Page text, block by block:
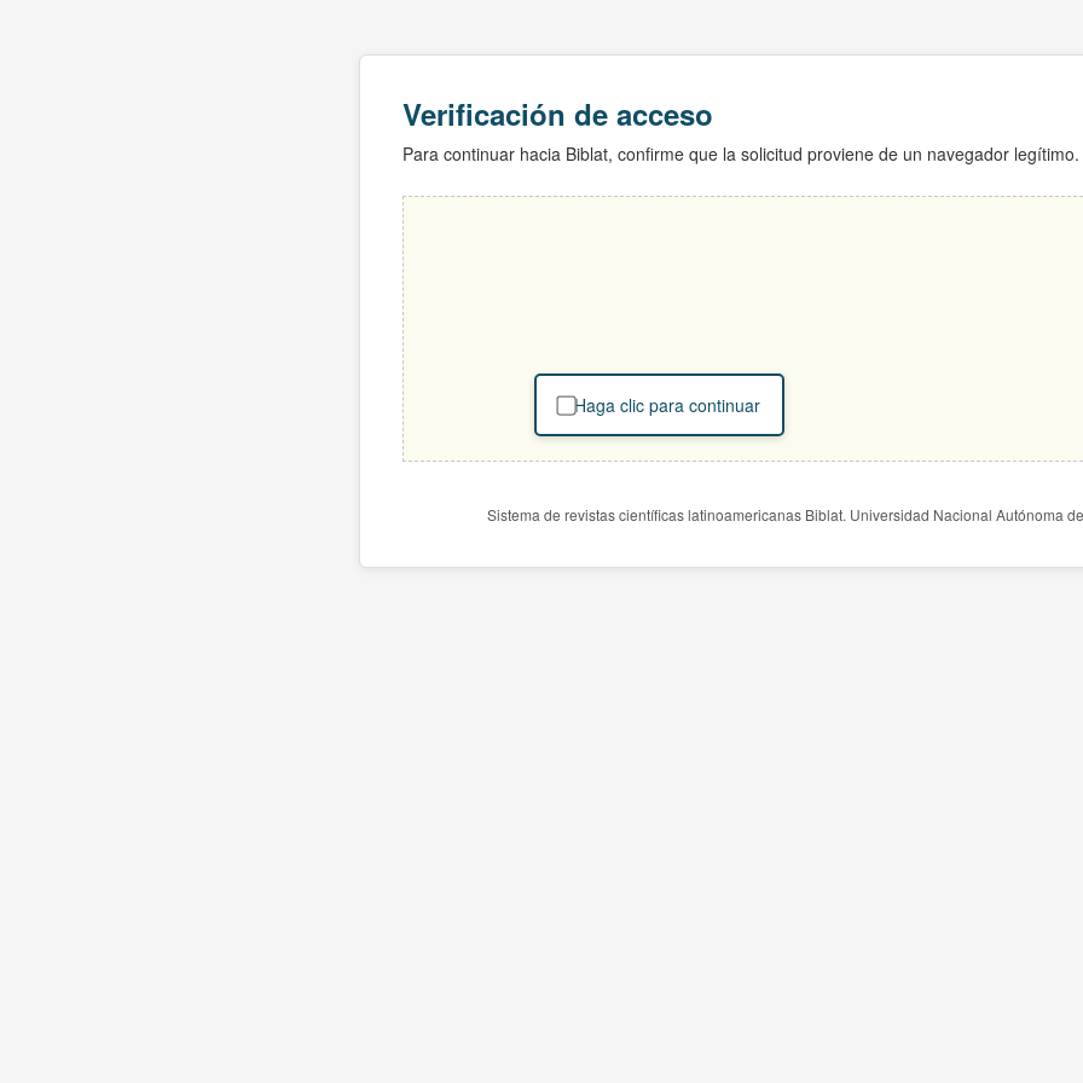
Verificación de acceso
Para continuar hacia Biblat, confirme que la solicitud proviene de un navegador legítimo.
Haga clic para continuar
Sistema de revistas científicas latinoamericanas Biblat. Universidad Nacional Autónoma